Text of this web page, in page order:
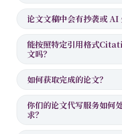
论文文稿中会有抄袭或 AI
能按照特定引用格式
文吗？
如何获取完成的论文？
你们的论文代写服务如何
求？